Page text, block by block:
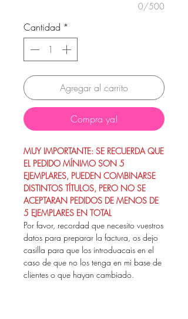
0/500
Cantidad *
Agregar al carrito
Compra ya!
MUY IMPORTANTE: SE RECUERDA QUE
EL PEDIDO MÍNIMO SON 5
EJEMPLARES, PUEDEN COMBINARSE
DISTINTOS TÍTULOS, PERO NO SE
ACEPTARAN PEDIDOS DE MENOS DE
5 EJEMPLARES EN TOTAL
Por favor, recordad que necesito vuestros
datos para preparar la factura, os dejo
casilla para que los introduacais en el
caso de que no los tenga en mi base de
clientes o que hayan cambiado.